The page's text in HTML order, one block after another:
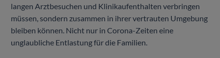
langen Arztbesuchen und Klinikaufenthalten verbringen
müssen, sondern zusammen in ihrer vertrauten Umgebung
bleiben können. Nicht nur in Corona-Zeiten eine
unglaubliche Entlastung für die Familien.